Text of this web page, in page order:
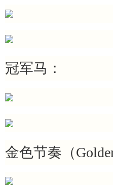
冠军马：
金色节奏（